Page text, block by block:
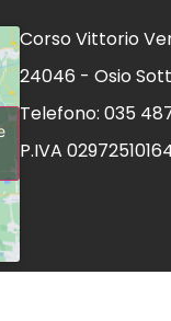
Corso Vittorio
24046 - Osio
Telefono: 035
P.IVA